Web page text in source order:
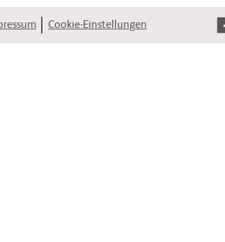
Cookie-Einstellungen